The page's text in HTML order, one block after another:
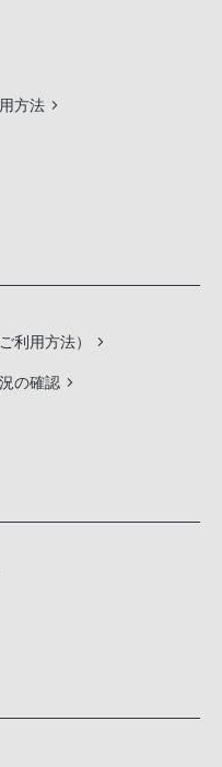
方法
利用方法）
の確認